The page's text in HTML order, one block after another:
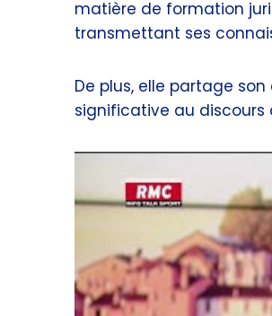
matière de formation
transmettant ses
De plus, elle partage
significative au